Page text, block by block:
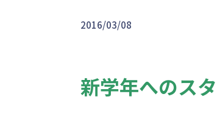
2016/03/08
新学年へのス